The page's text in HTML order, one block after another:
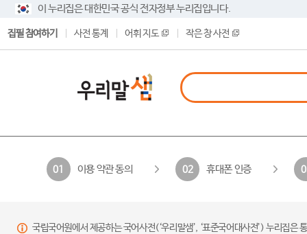
이 누리집은 대한민국 공식 전자정부 누리집입니다.
집필 참여하기 사전 통계 어휘 지도 작은 창 사전
01 이용 약관 동의 02 휴대폰 인증
국립국어원에서 제공하는 국어사전(‘우리말샘’, ‘표준국어대사전’) 누리집